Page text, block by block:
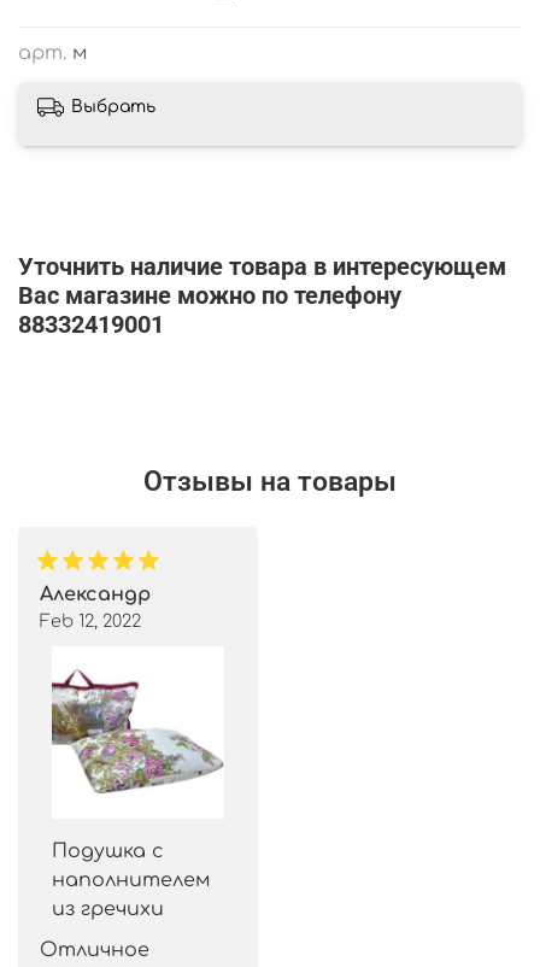
арт. м
Выбрать
Уточнить наличие товара в интересующем
Вас магазине можно по телефону
88332419001
Отзывы на товары
Александр
Feb 12, 2022
Подушка с
наполнителем
из гречихи
Отличное